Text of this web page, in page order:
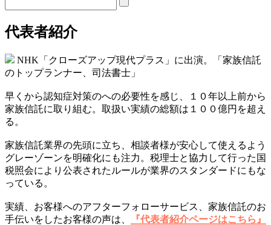
代表者紹介
NHK「クローズアップ現代プラス」に出演。「家族信託
のトップランナー、司法書士」
早くから認知症対策のへの必要性を感じ、１０年以上前から
家族信託に取り組む。取扱い実績の総額は１００億円を超え
る。
家族信託業界の先頭に立ち、相談者様が安心して使えるよう
グレーゾーンを明確化にも注力。税理士と協力して行った国
税照会により公表されたルールが業界のスタンダードにもな
っている。
実績、お客様へのアフターフォローサービス、家族信託のお
手伝いをしたお客様の声は、
『代表者紹介ページはこちら』